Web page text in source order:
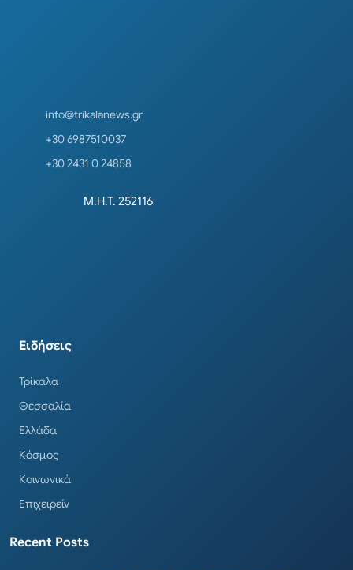
info@trikalanews.gr
+30 6987510037
+30 2431 0 24858
Μ.Η.Τ. 252116
Ειδήσεις
Τρίκαλα
Θεσσαλία
Ελλάδα
Κόσμος
Κοινωνικά
Επιχειρείν
Recent Posts